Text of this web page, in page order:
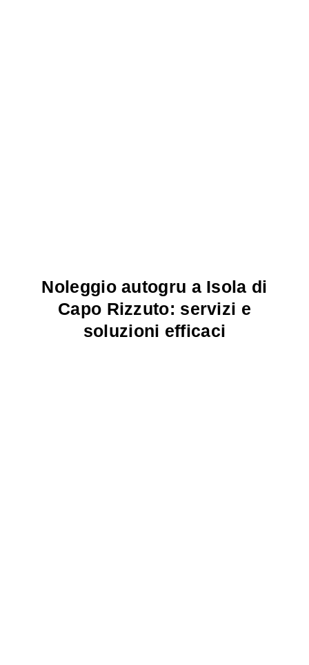
Noleggio autogru a Isola di
Capo Rizzuto: servizi e
soluzioni efficaci